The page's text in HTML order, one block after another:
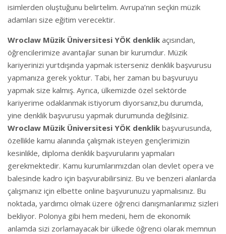
isimlerden oluştuğunu belirtelim. Avrupa’nın seçkin müzik
adamları size eğitim verecektir.
Wroclaw Müzik Üniversitesi YÖK denklik açısından,
öğrencilerimize avantajlar sunan bir kurumdur. Müzik
kariyerinizi yurtdışında yapmak isterseniz denklik başvurusu
yapmanıza gerek yoktur. Tabi, her zaman bu başvuruyu
yapmak size kalmış. Ayrıca, ülkemizde özel sektörde
kariyerime odaklanmak istiyorum diyorsanız,bu durumda,
yine denklik başvurusu yapmak durumunda değilsiniz.
Wroclaw Müzik Üniversitesi YÖK denklik başvurusunda,
özellikle kamu alanında çalışmak isteyen gençlerimizin
kesinlikle, diploma denklik başvurularını yapmaları
gerekmektedir. Kamu kurumlarımızdan olan devlet opera ve
balesinde kadro için başvurabilirsiniz. Bu ve benzeri alanlarda
çalışmanız için elbette online başvurunuzu yapmalısınız. Bu
noktada, yardımcı olmak üzere öğrenci danışmanlarımız sizleri
bekliyor. Polonya gibi hem medeni, hem de ekonomik
anlamda sizi zorlamayacak bir ülkede öğrenci olarak memnun